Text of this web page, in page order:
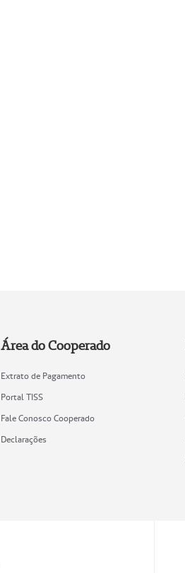
Área do Cooperado
Extrato de Pagamento
Portal TISS
Fale Conosco Cooperado
Declarações